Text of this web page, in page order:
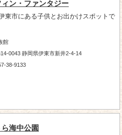
ィン・ファンタジー
東市にある子供とお出かけスポットで
館
0043 静岡県伊東市新井2-4-14
38-9133
海中公園